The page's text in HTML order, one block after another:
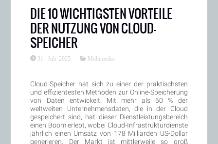
DIE 10 WICHTIGSTEN VORTEILE
DER NUTZUNG VON CLOUD-
SPEICHER
31. Juli 2025 Multimedia
Cloud-Speicher hat sich zu einer der praktischsten
und effizientesten Methoden zur Online-Speicherung
von Daten entwickelt. Mit mehr als 60 % der
weltweiten Unternehmensdaten, die in der Cloud
gespeichert sind, hat dieser Dienstleistungsbereich
einen Boom erlebt, wobei Cloud-Infrastrukturdienste
jährlich einen Umsatz von 178 Milliarden US-Dollar
generieren. Der Markt ist mittlerweile so groß